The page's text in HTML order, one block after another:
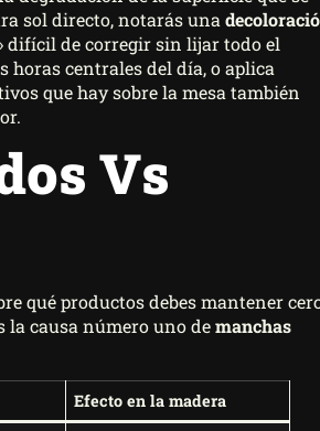
sol directo, notarás una
difícil de corregir sin lijar todo el
horas centrales del día, o aplica
que hay sobre la mesa también
Vs
qué productos debes mantener
la causa número uno demanchas
Efecto en la madera